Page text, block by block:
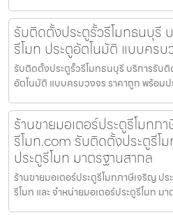
รับติดตั้งประตูรั้วรีโมทธนบุรี
รีโมท ประตูอัตโนมัติ แบบครบ
รับติดตั้งประตูรั้วรีโมทธนบุรี บริการรับติ
อัตโนมัติ แบบครบวงจร ราคาถูก พร้อมป
ร้านขายมอเตอร์ประตูรีโมทภ
รีโมท.com รับติดตั้งประตูรีโ
ประตูรีโมท มาตรฐานสากล
ร้านขายมอเตอร์ประตูรีโมทภาษีเจริญ ป
รีโมท และ จำหน่ายมอเตอร์ประตูรีโมท ม